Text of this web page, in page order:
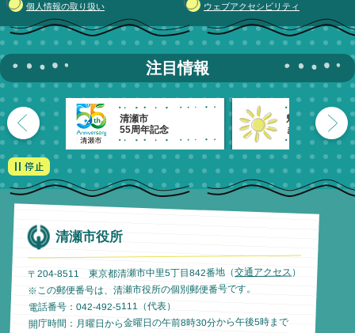
個人情報の取り扱い ウェブアクセシビリティ
注目情報
清瀬市
55周年記念
魅力発信！
きよせのーと。
清瀬市役所
〒204-8511 東京都清瀬市中里5丁目842番地（交通アクセス ）
※この郵便番号は、清瀬市役所の個別郵便番号です。
電話番号：042-492-5111（代表）
開庁時間：月曜日から金曜日の午前8時30分から午後5時まで